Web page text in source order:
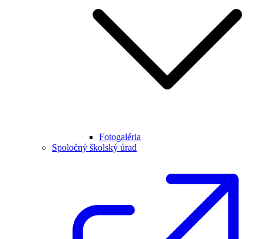
Fotogaléria
Spoločný školský úrad